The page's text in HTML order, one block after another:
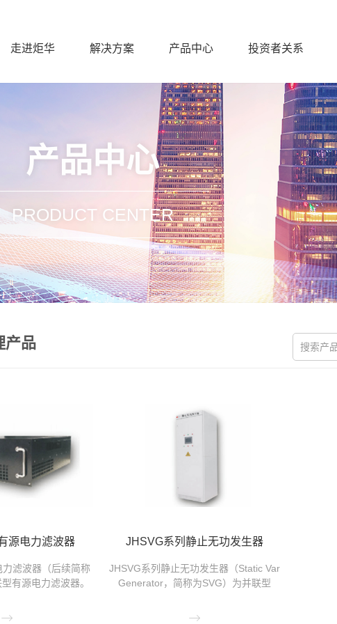
走进炬华 解决方案 产品中心 投资者关系
产品中心
PRODUCT CENTER
产品
源电力滤波器
滤波器（后续简称
有源电力滤波器。

JHSVG系列静止无功发生器
JHSVG系列静止无功发生器（Static Var
Generator，简称为SVG）为并联型
